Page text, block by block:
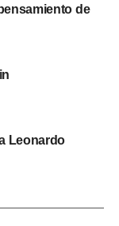
de
Leonardo